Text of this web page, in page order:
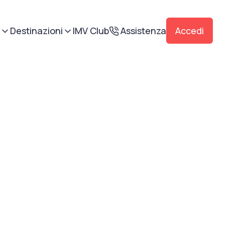
Destinazioni IMV Club Assistenza Accedi